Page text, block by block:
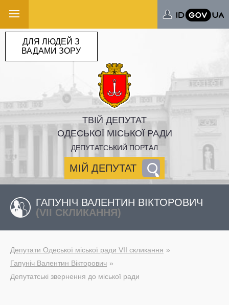
ТВІЙ ДЕПУТАТ
ОДЕСЬКОЇ МІСЬКОЇ РАДИ
ДЕПУТАТСЬКИЙ ПОРТАЛ
МІЙ ДЕПУТАТ
ДЛЯ ЛЮДЕЙ З
ВАДАМИ ЗОРУ
ГАПУНІЧ ВАЛЕНТИН ВІКТОРОВИЧ
(VII СКЛИКАННЯ)
Депутати Одеської міської ради VII скликання
Гапуніч Валентин Вікторович
Депутатські звернення до міської ради